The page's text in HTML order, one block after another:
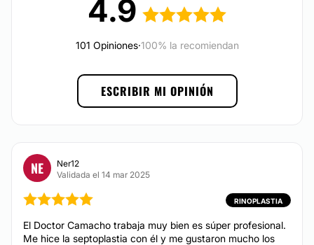
Financiación o facilidades de pago:
Métodos de pago aceptados:
Tarjeta de Crédito/Débito
Transferencia Bancaria
Desde $ 6,500 hasta $ 8,500
Eliminación estrías
Eliminación de cicatrices
Aumento de labios
Desde $ 6,500 hasta $ 7,500
Ácido hialurónico
Blefaroplastia sin cirugía
Hiperhidrosis
4.9
101 Opiniones·100% la recomiendan
ESCRIBIR MI OPINIÓN
NE
Ner12
Validada el 14 mar 2025
RINOPLASTIA
El Doctor Camacho trabaja muy bien es súper profesional.
Me hice la septoplastia con él y me gustaron mucho los